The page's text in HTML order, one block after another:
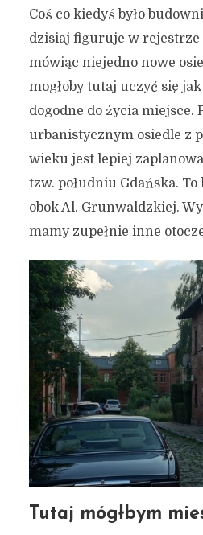
Coś co kiedyś było
dzisiaj figuruje w rejestrze
mówiąc niejedno nowe
mogłoby tutaj uczyć się
dogodne do życia miejsce.
urbanistycznym osiedle z
wieku jest lepiej
tzw. południu Gdańska.
obok Al. Grunwaldzkiej.
mamy zupełnie inne
Tutaj mógłbym